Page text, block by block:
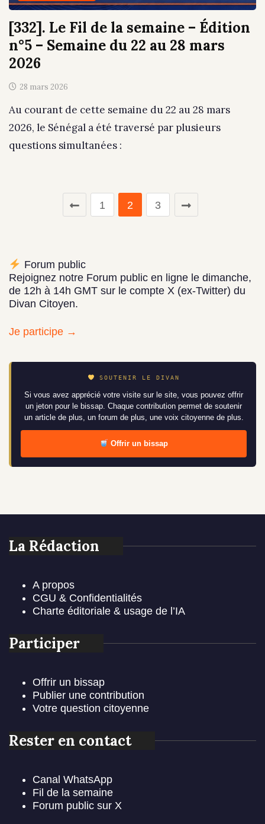
[332]. Le Fil de la semaine – Édition
n°5 – Semaine du 22 au 28 mars
2026
28 mars 2026
Au courant de cette semaine du 22 au 28 mars
2026, le Sénégal a été traversé par plusieurs
questions simultanées :
1 2 3
Forum public
Rejoignez notre Forum public en ligne le dimanche,
de 12h à 14h GMT sur le compte X (ex-Twitter) du
Divan Citoyen.
Je participe →
SOUTENIR LE DIVAN
Si vous avez apprécié votre visite sur le site, vous pouvez offrir
un jeton pour le bissap. Chaque contribution permet de soutenir
un article de plus, un forum de plus, une voix citoyenne de plus.
Offrir un bissap
La Rédaction
A propos
CGU & Confidentialités
Charte éditoriale & usage de l’IA
Participer
Offrir un bissap
Publier une contribution
Votre question citoyenne
Rester en contact
Canal WhatsApp
Fil de la semaine
Forum public sur X